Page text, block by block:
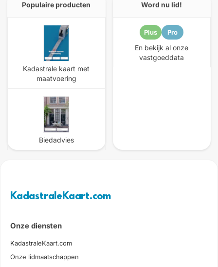
Populaire producten
Kadastrale kaart met
maatvoering
Biedadvies
Word nu lid!
Plus Pro
En bekijk al onze
vastgoeddata
KadastraleKaart.com
Onze diensten
KadastraleKaart.com
Onze lidmaatschappen